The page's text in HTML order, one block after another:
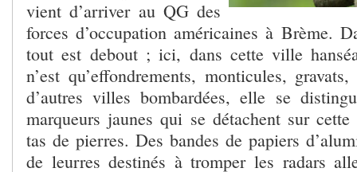
vient d’arriver au QG des
forces d’occupation américaines à Brème.
tout est debout ; ici, dans cette ville
n’est qu’effondrements, monticules,
d’autres villes bombardées, elle se
marqueurs jaunes qui se détachent sur
tas de pierres. Des bandes de papiers
de leurres destinés à tromper les radars